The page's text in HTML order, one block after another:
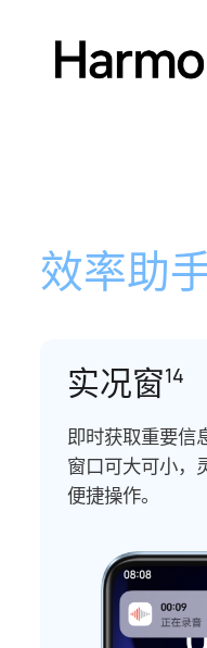
效率助
实况窗14
即时获取重要信
窗口可大可小，
便捷操作。